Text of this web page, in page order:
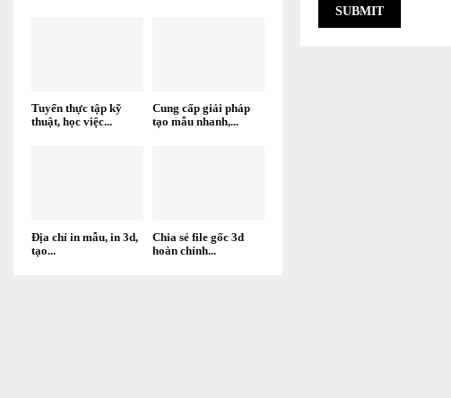
Tuyển thực tập kỹ
thuật, học việc...
Cung cấp giải pháp
tạo mẫu nhanh,...
Địa chỉ in mẫu, in 3d,
tạo...
Chia sẻ file gốc 3d
hoàn chỉnh...